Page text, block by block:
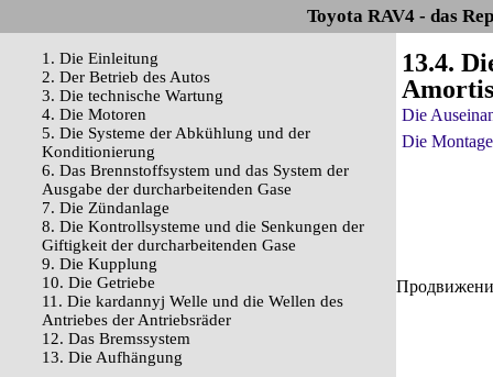
Toyota RAV4 - das
1. Die Einleitung
2. Der Betrieb des Autos
3. Die technische Wartung
4. Die Motoren
5. Die Systeme der Abkühlung und der
Konditionierung
6. Das Brennstoffsystem und das System der
Ausgabe der durcharbeitenden Gase
7. Die Zündanlage
8. Die Kontrollsysteme und die Senkungen der
Giftigkeit der durcharbeitenden Gase
9. Die Kupplung
10. Die Getriebe
11. Die kardannyj Welle und die Wellen des
Antriebes der Antriebsräder
12. Das Bremssystem
13. Die Aufhängung
13.4.
Die
Die Montage